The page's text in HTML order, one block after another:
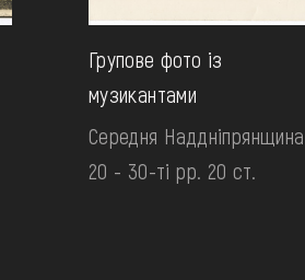
Групове фото із
музикантами
Середня Наддніпрянщина
20 - 30-ті рр. 20 ст.